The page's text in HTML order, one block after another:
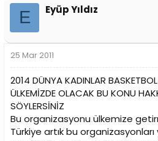
u
y
B
a
ş
a
t
a
n
l
g
a
r
h
E Eyüp Yıldız
25 Mar 2011
2014 DÜNYA KADINLAR
ÜLKEMİZDE OLACAK BU KONU
SÖYLERSİNİZ
Bu organizasyonu ülkemize
Türkiye artık bu